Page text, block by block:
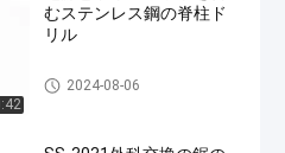
むステンレス鋼の脊柱ド
リル
脊柱のドリル
2024-08-06